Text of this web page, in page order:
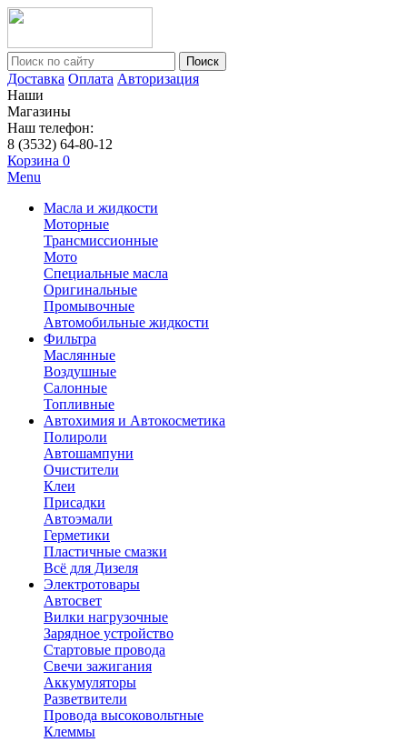
Поиск
Доставка Оплата Авторизация
Наши
Магазины
Наш телефон:
8 (3532) 64-80-12
Корзина 0
Menu
Масла и жидкости
Моторные
Трансмиссионные
Мото
Специальные масла
Оригинальные
Промывочные
Автомобильные жидкости
Фильтра
Маслянные
Воздушные
Салонные
Топливные
Автохимия и Автокосметика
Полироли
Автошампуни
Очистители
Клеи
Присадки
Автоэмали
Герметики
Пластичные смазки
Всё для Дизеля
Электротовары
Автосвет
Вилки нагрузочные
Зарядное устройство
Стартовые провода
Свечи зажигания
Аккумуляторы
Разветвители
Провода высоковольтные
Клеммы